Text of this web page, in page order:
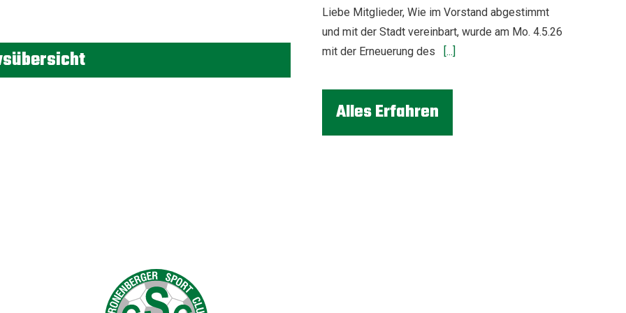
Liebe Mitglieder, Wie im Vorstand abgestimmt
und mit der Stadt vereinbart, wurde am Mo. 4.5.26
mit der Erneuerung des
[...]
Alles Erfahren